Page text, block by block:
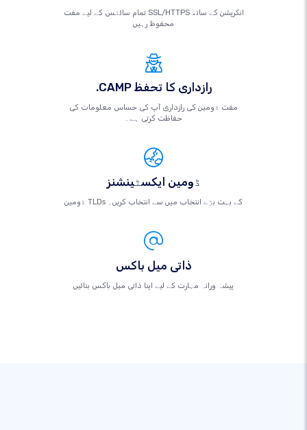
تمام سائٹس کے لیے مفت SSL/HTTPS انکرپشن کے ساتھ
محفوظ رہیں
.CAMP رازداری کا تحفظ
مفت ڈومین کی رازداری آپ کی حساس معلومات کی
حفاظت کرتی ہے۔
ڈومین ایکسٹینشنز
ڈومین TLDs کے بہت بڑے انتخاب میں سے انتخاب کریں۔
ذاتی میل باکس
پیشہ ورانہ مہارت کے لیے اپنا ذاتی میل باکس بنائیں